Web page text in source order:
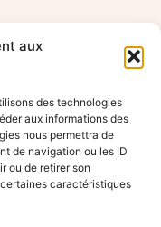
aux
des technologies
aux informations des
nous permettra de
de navigation ou les ID
ou de retirer son
caractéristiques